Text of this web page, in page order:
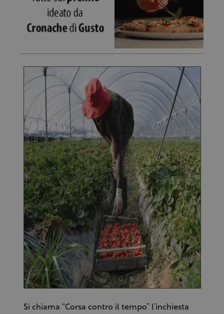
Si chiama “Corsa contro il tempo” l’inchiesta